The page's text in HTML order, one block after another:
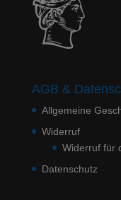
AGB &
Allgemeine
Widerruf
Widerruf für
Datenschutz